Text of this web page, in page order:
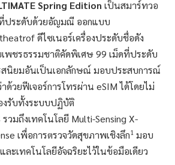
Spring Edition เป็นสมาร์ทวอ
ประดับด้วยอัญมณี ออกแบบ
ดีไซเนอร์เครื่องประดับชื่อดัง
เพชรธรรมชาติคัดพิเศษ 99 เม็ดที่ประดับ
นิยมอันเป็นเอกลักษณ์ มอบประสบการณ์
ด้วยฟีเจอร์การโทรผ่าน eSIM ได้โดยไม่
รับทั้งระบบปฏิบัติ
รวมถึงเทคโนโลยี Multi-Sensing X-
เพื่อการตรวจวัดสุขภาพเชิงลึก1 มอบ
ะเทคโนโลยีอัจฉริยะไว้ในข้อมือเดียว